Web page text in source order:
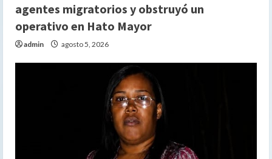
agentes migratorios y obstruyó un
operativo en Hato Mayor
admin agosto 5, 2026